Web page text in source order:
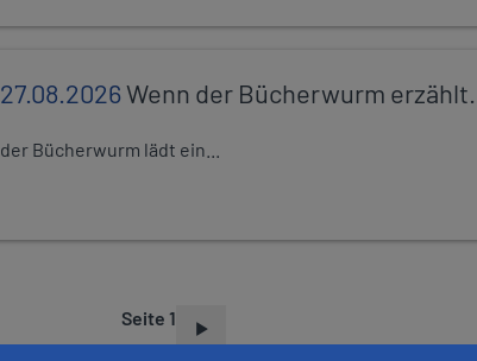
27.08.2026Wenn der Bücherwurm erzählt...
der Bücherwurm lädt ein...
Seite 1